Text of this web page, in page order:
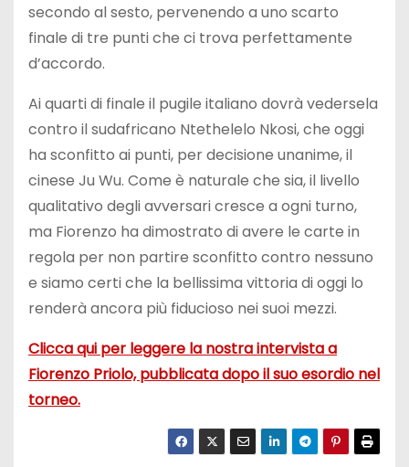
secondo al sesto, pervenendo a uno scarto
finale di tre punti che ci trova perfettamente
d’accordo.
Ai quarti di finale il pugile italiano dovrà vedersela
contro il sudafricano Ntethelelo Nkosi, che oggi
ha sconfitto ai punti, per decisione unanime, il
cinese Ju Wu. Come è naturale che sia, il livello
qualitativo degli avversari cresce a ogni turno,
ma Fiorenzo ha dimostrato di avere le carte in
regola per non partire sconfitto contro nessuno
e siamo certi che la bellissima vittoria di oggi lo
renderà ancora più fiducioso nei suoi mezzi.
Clicca qui per leggere la nostra intervista a
Fiorenzo Priolo, pubblicata dopo il suo esordio nel
torneo.